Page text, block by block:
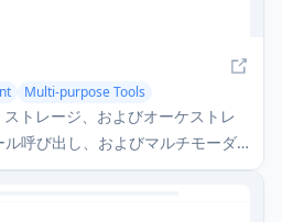
Multi-purpose Tools
トレージ、およびオーケストレ
呼び出し、およびマルチモーダ
機能と統合する、カスタムAIエ
宣言型Pythonフレームワークで